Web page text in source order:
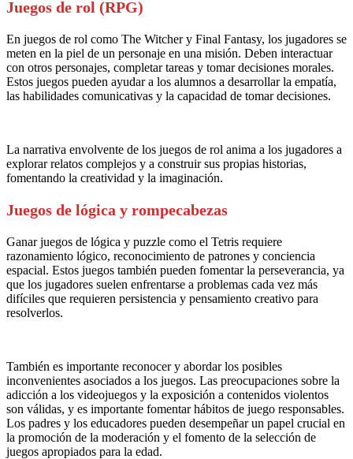
Juegos de rol (RPG)
En juegos de rol como The Witcher y Final Fantasy, los jugadores se
meten en la piel de un personaje en una misión. Deben interactuar
con otros personajes, completar tareas y tomar decisiones morales.
Estos juegos pueden ayudar a los alumnos a desarrollar la empatía,
las habilidades comunicativas y la capacidad de tomar decisiones.
La narrativa envolvente de los juegos de rol anima a los jugadores a
explorar relatos complejos y a construir sus propias historias,
fomentando la creatividad y la imaginación.
Juegos de lógica y rompecabezas
Ganar juegos de lógica y puzzle como el Tetris requiere
razonamiento lógico, reconocimiento de patrones y conciencia
espacial. Estos juegos también pueden fomentar la perseverancia, ya
que los jugadores suelen enfrentarse a problemas cada vez más
difíciles que requieren persistencia y pensamiento creativo para
resolverlos.
También es importante reconocer y abordar los posibles
inconvenientes asociados a los juegos. Las preocupaciones sobre la
adicción a los videojuegos y la exposición a contenidos violentos
son válidas, y es importante fomentar hábitos de juego responsables.
Los padres y los educadores pueden desempeñar un papel crucial en
la promoción de la moderación y el fomento de la selección de
juegos apropiados para la edad.